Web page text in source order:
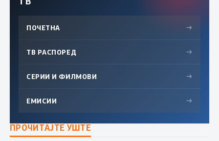
ПОЧЕТНА →
ТВ РАСПОРЕД →
СЕРИИ И ФИЛМОВИ →
ЕМИСИИ →
ПРОЧИТАЈТЕ УШТЕ